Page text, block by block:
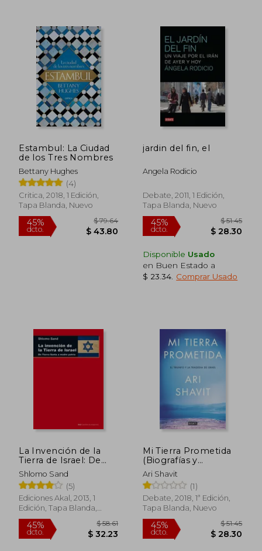
45%
dcto. $ 44.80
40%
dcto.
45%
dcto.
45%
dcto.
Estambul: La Ciudad
de los Tres Nombres
Bettany Hughes
(4)
Critica, 2018, 1 Edición,
Tapa Blanda, Nuevo
jardin del fin, el
Angela Rodicio
Debate, 2011, 1 Edición,
Tapa Blanda, Nuevo
Disponible Usado
en Buen Estado a
$ 23.34 Comprar Usado
La Invención de la
Tierra de Israel: De
Tierra Santa a Madre
Patria
Shlomo Sand
(5)
Ediciones Akal, 2013, 1
Edición, Tapa Blanda,
Nuevo
Mi Tierra Prometida
(Biografías y
Memorias) - Ari Shavit
- Libro Físico
Ari Shavit
(1)
Debate, 2018, 1ª Edición,
Tapa Blanda, Nuevo